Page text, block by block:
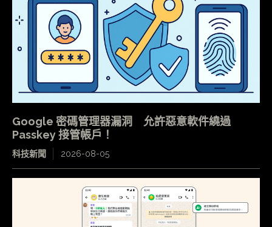
Google 密碼管理器漏洞 允許惡意軟件繞過
Passkey 接管帳戶！
科技新聞 2026-08-05